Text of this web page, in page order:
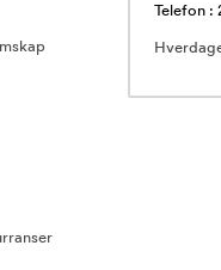
Telefon :